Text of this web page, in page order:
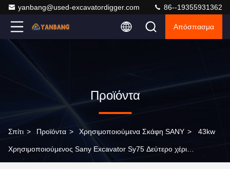
yanbang@used-excavatordigger.com 86--19355931362
Απόσπασμα
Προϊόντα
Σπίτι > Προϊόντα > Χρησιμοποιούμενα Σκάφη SANY > 43kw
Χρησιμοποιούμενος Sany Excavator Sy75 Δεύτερο χέρι